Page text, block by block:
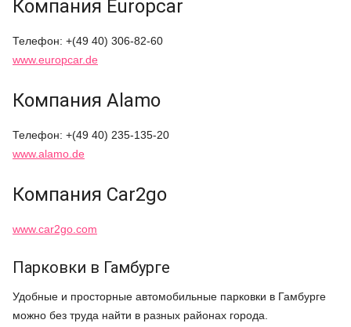
Компания Europcar
Телефон: +(49 40) 306-82-60
www.europcar.de
Компания Alamo
Телефон: +(49 40) 235-135-20
www.alamo.de
Компания Car2go
www.car2go.com
Парковки в Гамбурге
Удобные и просторные автомобильные парковки в Гамбурге
можно без труда найти в разных районах города.